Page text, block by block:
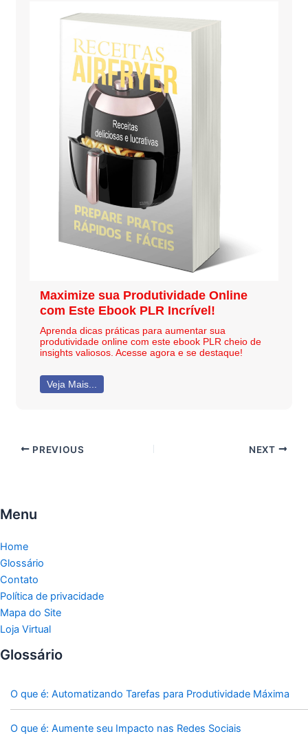
Maximize sua Produtividade Online
com Este Ebook PLR Incrível!
Aprenda dicas práticas para aumentar sua
produtividade online com este ebook PLR cheio de
insights valiosos. Acesse agora e se destaque!
Veja Mais...
PREVIOUS NEXT
Menu
Home
Glossário
Contato
Política de privacidade
Mapa do Site
Loja Virtual
Glossário
O que é: Automatizando Tarefas para Produtividade Máxima
O que é: Aumente seu Impacto nas Redes Sociais